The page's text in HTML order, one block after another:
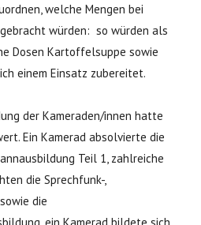
welche Mengen bei
würden: so würden als
Dosen Kartoffelsuppe sowie
einem Einsatz zubereitet.
der Kameraden/innen hatte
Ein Kamerad absolvierte die
Teil 1, zahlreiche
die Sprechfunk-,
die